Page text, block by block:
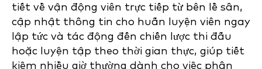
tiết về vận động viên trực tiếp từ bên lề sân,
cập nhật thông tin cho huấn luyện viên ngay
lập tức và tác động đến chiến lược thi đấu
hoặc luyện tập theo thời gian thực, giúp tiết
kiệm nhiều giờ thường dành cho việc phân